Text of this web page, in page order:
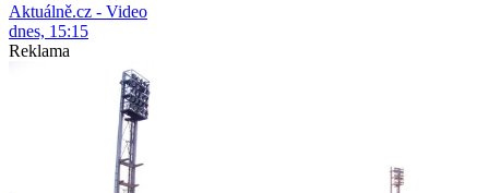
Aktuálně.cz - Video
dnes, 15:15
Reklama